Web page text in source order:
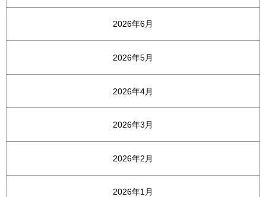
2026年6月
2026年5月
2026年4月
2026年3月
2026年2月
2026年1月